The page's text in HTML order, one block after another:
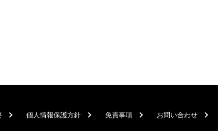
個人情報保護方針 免責事項 お問い合わせ